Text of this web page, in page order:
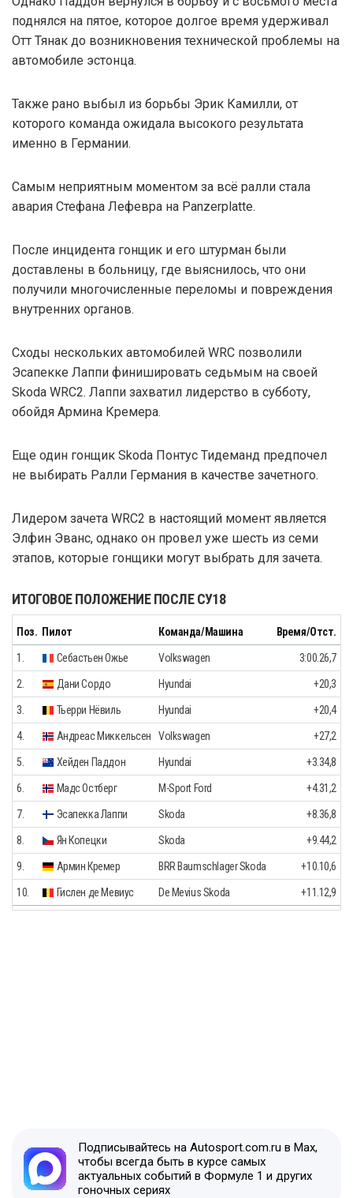
поднялся на пятое, которое долгое время удерживал
Отт Тянак до возникновения технической проблемы на
автомобиле эстонца.
Также рано выбыл из борьбы Эрик Камилли, от
которого команда ожидала высокого результата
именно в Германии.
Самым неприятным моментом за всё ралли стала
авария Стефана Лефевра на Panzerplatte.
После инцидента гонщик и его штурман были
доставлены в больницу, где выяснилось, что они
получили многочисленные переломы и повреждения
внутренних органов.
Сходы нескольких автомобилей WRC позволили
Эсапекке Лаппи финишировать седьмым на своей
Skoda WRC2. Лаппи захватил лидерство в субботу,
обойдя Армина Кремера.
Еще один гонщик Skoda Понтус Тидеманд предпочел
не выбирать Ралли Германия в качестве зачетного.
Лидером зачета WRC2 в настоящий момент является
Элфин Эванс, однако он провел уже шесть из семи
этапов, которые гонщики могут выбрать для зачета.
ИТОГОВОЕ ПОЛОЖЕНИЕ ПОСЛЕ СУ18
Поз. Пилот Команда/Машина Время/Отст.
1. Себастьен Ожье Volkswagen 3:00.26,7
2. Дани Сордо Hyundai +20,3
3. Тьерри Нёвиль Hyundai +20,4
4. Андреас Миккельсен Volkswagen +27,2
5. Хейден Паддон Hyundai +3.34,8
6. Мадс Остберг M-Sport Ford +4.31,2
7. Эсапекка Лаппи Skoda +8.36,8
8. Ян Копецки Skoda +9.44,2
9. Армин Кремер BRR Baumschlager Skoda +10.10,6
10. Гислен де Мевиус De Mevius Skoda +11.12,9
Подписывайтесь на Autosport.com.ru в Max,
чтобы всегда быть в курсе самых
актуальных событий в Формуле 1 и других
гоночных сериях